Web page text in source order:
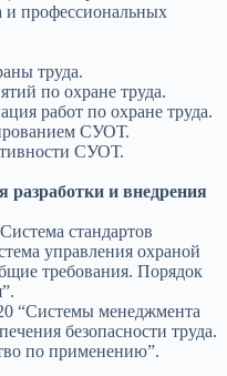
и профессиональных
труда.
по охране труда.
работ по охране труда.
СУОТ.
СУОТ.
и внедрения
стандартов
управления охраной
требования. Порядок
“Системы менеджмента
безопасности труда.
по применению”.